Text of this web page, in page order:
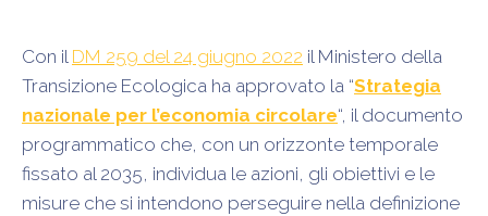
Con il DM 259 del 24 giugno 2022 il Ministero della
Transizione Ecologica ha approvato la “Strategia
nazionale per l’economia circolare“, il documento
programmatico che, con un orizzonte temporale
fissato al 2035, individua le azioni, gli obiettivi e le
misure che si intendono perseguire nella definizione